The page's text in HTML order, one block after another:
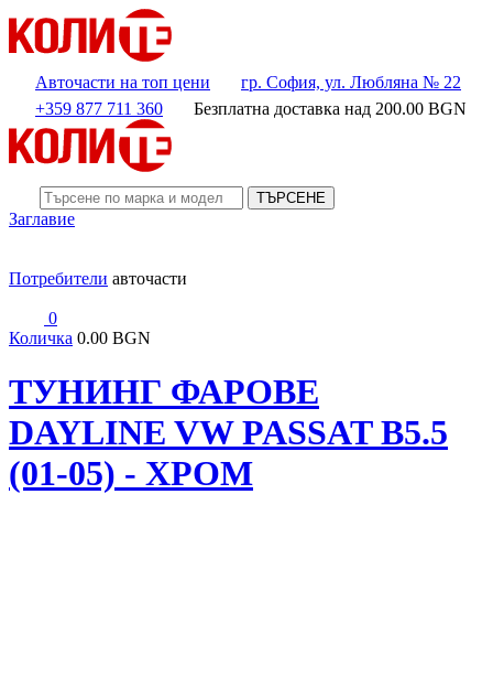
Авточасти на топ цени
гр. София, ул. Любляна № 22
+359 877 711 360
Безплатна доставка над 200.00 BGN
ТЪРСЕНЕ
Заглавие
Потребители авточасти
0
Количка 0.00 BGN
ТУНИНГ ФАРОВЕ
DAYLINE VW PASSAT B5.5
(01-05) - ХРОМ